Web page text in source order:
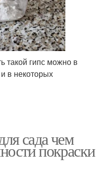
такой гипс можно в
в некоторых
сада чем
покраски